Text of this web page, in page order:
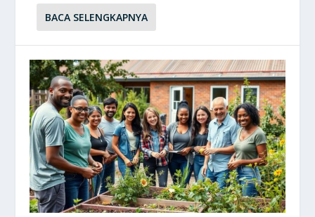
BACA SELENGKAPNYA